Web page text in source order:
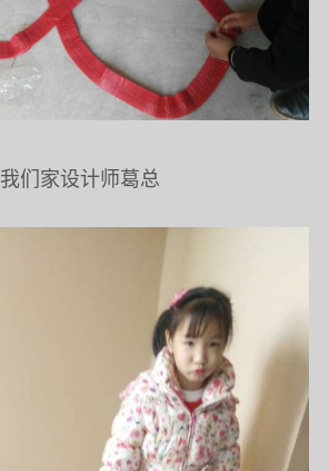
我们家设计师葛总